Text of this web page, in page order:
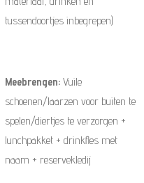
tussendoortjes inbegrepen)
Meebrengen: Vuile
schoenen/laarzen voor buiten te
spelen/diertjes te verzorgen +
lunchpakket + drinkfles met
naam + reservekledij